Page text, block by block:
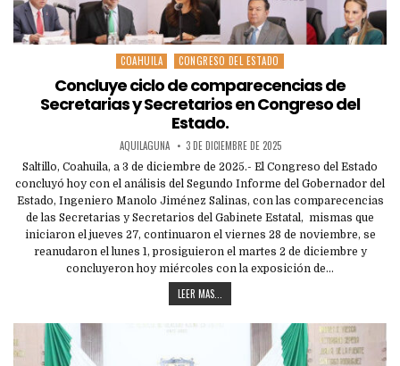
Posted
COAHUILA CONGRESO DEL ESTADO
Concluye ciclo de comparecencias de
Secretarias y Secretarios en Congreso del
Estado.
AQUILAGUNA 3 DE DICIEMBRE DE 2025
Saltillo, Coahuila, a 3 de diciembre de 2025.- El Congreso del Estado
concluyó hoy con el análisis del Segundo Informe del Gobernador del
Estado, Ingeniero Manolo Jiménez Salinas, con las comparecencias
de las Secretarias y Secretarios del Gabinete Estatal, mismas que
iniciaron el jueves 27, continuaron el viernes 28 de noviembre, se
reanudaron el lunes 1, prosiguieron el martes 2 de diciembre y
concluyeron hoy miércoles con la exposición de…
LEER MAS...